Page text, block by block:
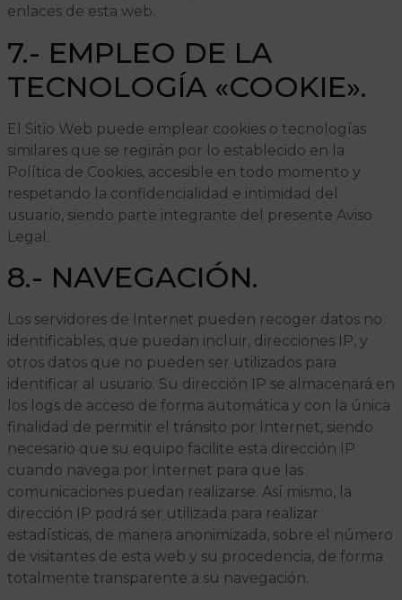
enlaces de esta web.
7.- EMPLEO DE LA
TECNOLOGÍA «COOKIE».
El Sitio Web puede emplear cookies o tecnologías
similares que se regirán por lo establecido en la
Política de Cookies, accesible en todo momento y
respetando la confidencialidad e intimidad del
usuario, siendo parte integrante del presente Aviso
Legal.
8.- NAVEGACIÓN.
Los servidores de Internet pueden recoger datos no
identificables, que puedan incluir, direcciones IP, y
otros datos que no pueden ser utilizados para
identificar al usuario. Su dirección IP se almacenará en
los logs de acceso de forma automática y con la única
finalidad de permitir el tránsito por Internet, siendo
necesario que su equipo facilite esta dirección IP
cuando navega por Internet para que las
comunicaciones puedan realizarse. Así mismo, la
dirección IP podrá ser utilizada para realizar
estadísticas, de manera anonimizada, sobre el número
de visitantes de esta web y su procedencia, de forma
totalmente transparente a su navegación.